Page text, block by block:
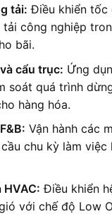
tải: Điều khiển tốc
công nghiệp
bãi.
cẩu trục: Ứng
soát quá trình
hàng hóa.
Vận hành các
chu kỳ làm việc
Điều khiển
với chế độ Low